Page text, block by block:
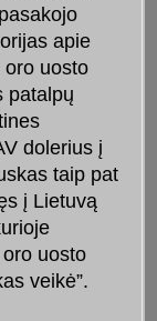
apie
oro uosto
patalpų
dolerius į
taip pat
į Lietuvą
uosto
veikė”.